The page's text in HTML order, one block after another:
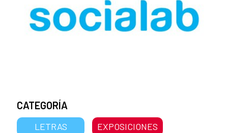
CATEGORÍA
LETRAS EXPOSICIONES